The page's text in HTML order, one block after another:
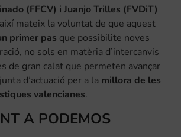
(FFCV) i Juanjo Trilles (FVDiT)
mateix la voluntat de que aquest
primer pas que possibilite noves
no sols en matèria d’intercanvis
de gran calat que permeten avançar
d’actuació per a la millora de les
valencianes.
A PODEMOS